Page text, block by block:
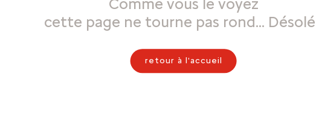
cette page ne tourne pas rond… Désolé
retour à l'accueil